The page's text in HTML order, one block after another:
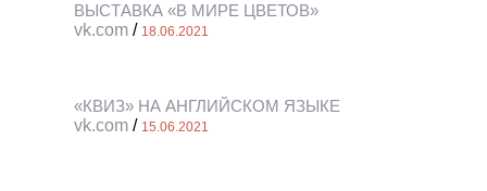
ВЫСТАВКА «В МИРЕ ЦВЕТОВ»
vk.com / 18.06.2021
«КВИЗ» НА АНГЛИЙСКОМ ЯЗЫКЕ
vk.com / 15.06.2021